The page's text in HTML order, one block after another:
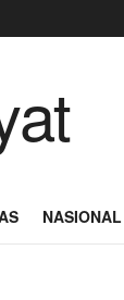
NASIONAL